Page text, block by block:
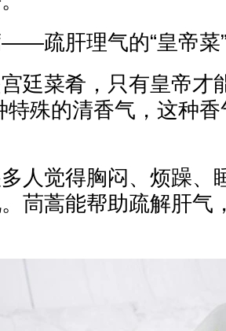
疏肝理气的“皇帝菜
廷菜肴，只有皇帝才
特殊的清香气，这种
人觉得胸闷、烦躁、
茼蒿能帮助疏解肝气